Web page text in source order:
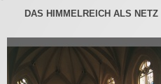
DAS HIMMELREICH ALS NETZ